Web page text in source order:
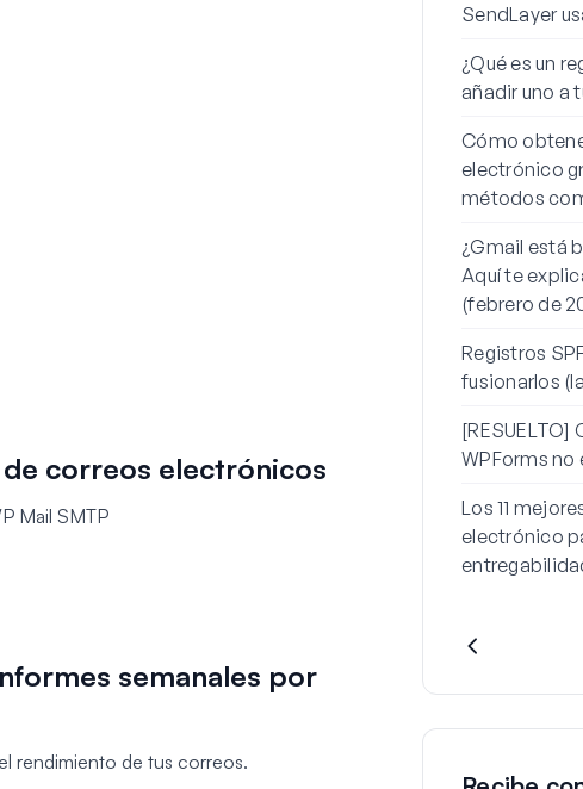
correos electrónicos
Mail SMTP
semanales por
rendimiento de tus correos.
SendLayer
¿Qué es un
añadir uno a
Cómo
electrónico
métodos
¿Gmail está
Aquí te
(febrero de
Registros
fusionarlos
WPForms no
Los 11
electrónico